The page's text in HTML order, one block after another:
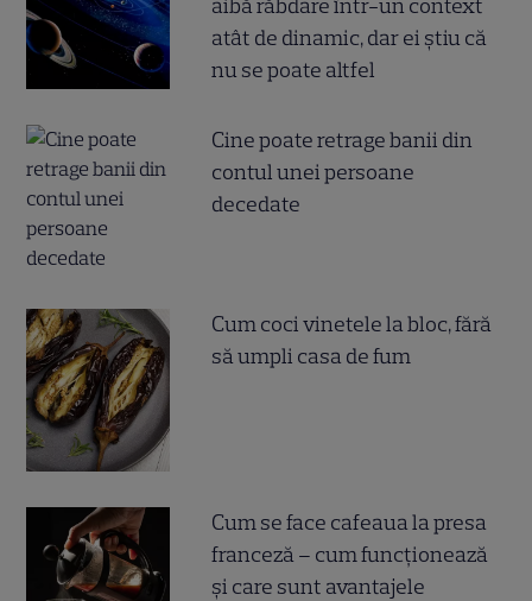
aibă răbdare într-un context
atât de dinamic, dar ei știu că
nu se poate altfel
Cine poate retrage banii din
contul unei persoane
decedate
Cum coci vinetele la bloc, fără
să umpli casa de fum
Cum se face cafeaua la presa
franceză – cum funcționează
și care sunt avantajele